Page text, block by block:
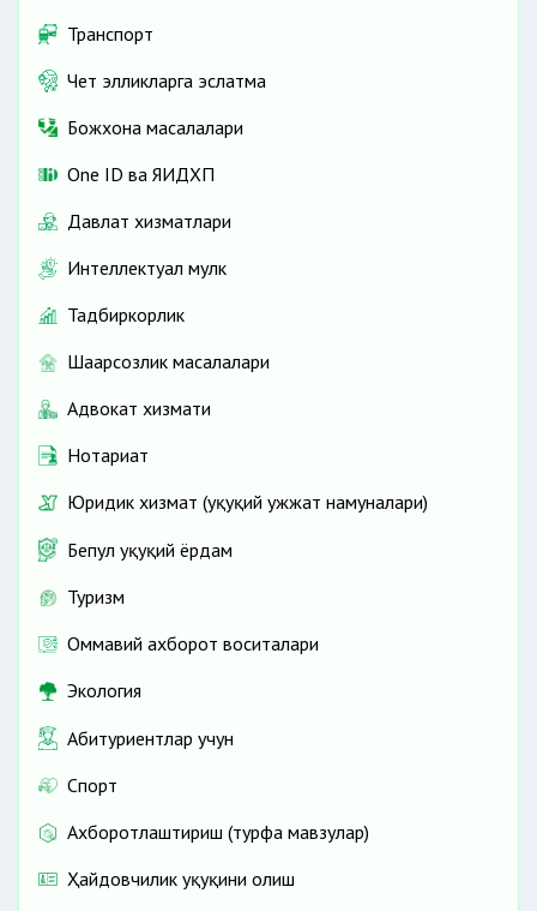
Транспорт
Чет элликларга эслатма
Божхона масалалари
One ID ва ЯИДХП
Давлат хизматлари
Интеллектуал мулк
Тадбиркорлик
Шаҳарсозлик масалалари
Адвокат хизмати
Нотариат
Юридик хизмат (ҳуқуқий ҳужжат намуналари)
Бепул ҳуқуқий ёрдам
Туризм
Оммавий ахборот воситалари
Экология
Абитуриентлар учун
Спорт
Ахборотлаштириш (турфа мавзулар)
Ҳайдовчилик ҳуқуқини олиш